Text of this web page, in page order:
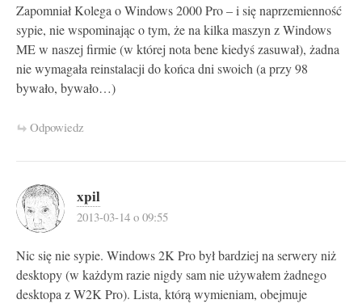
Zapomniał Kolega o Windows 2000 Pro – i się naprzemienność
sypie, nie wspominając o tym, że na kilka maszyn z Windows
ME w naszej firmie (w której nota bene kiedyś zasuwał), żadna
nie wymagała reinstalacji do końca dni swoich (a przy 98
bywało, bywało…)
Odpowiedz
xpil
2013-03-14 o 09:55
Nic się nie sypie. Windows 2K Pro był bardziej na serwery niż
desktopy (w każdym razie nigdy sam nie używałem żadnego
desktopa z W2K Pro). Lista, którą wymieniam, obejmuje